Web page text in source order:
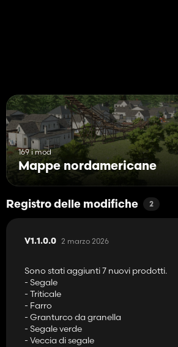
169 i mod
Mappe nordamericane
Registro delle modifiche 2
V1.1.0.0 2 marzo 2026
Sono stati aggiunti 7 nuovi prodotti.
- Segale
- Triticale
- Farro
- Granturco da granella
- Segale verde
- Veccia di segale